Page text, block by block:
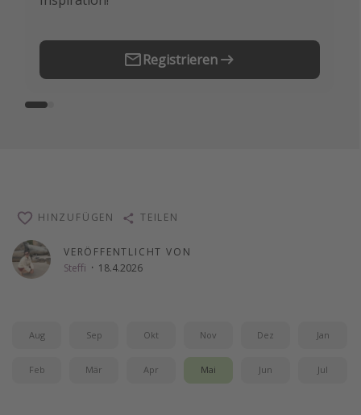
Registrieren
VERÖFFENTLICHT VON
Steffi · 18.4.2026
HINZUFÜGEN TEILEN
Aug Sep Okt Nov Dez Jan
Feb Mär Apr Mai Jun Jul